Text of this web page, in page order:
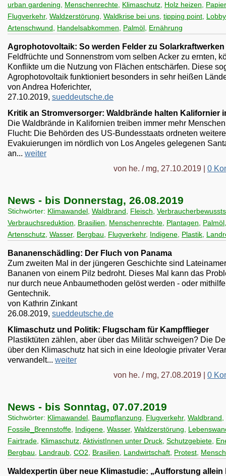
urban gardening
Menschenrechte Klimaschutz Holz heizen
Papier
Flugverkehr, Waldzerstörung Waldkrise bei uns tipping point
Artenschwund
Handelsabkommen Palmöl Ernährung
Agrophotovoltaik: So werden Felder zu Solarkraftwerken
Feldfrüchte und Sonnenstrom vom selben Acker zu ernten,
Konflikte um die Nutzung von Flächen entschärfen. Diese
Agrophotovoltaik funktioniert besonders in sehr heißen
von Andrea Hoferichter,
27.10.2019, sueddeutsche.de
Kritik an Stromversorger: Waldbrände halten Kalifornier
Die Waldbrände in Kalifornien treiben immer mehr
Flucht: Die Behörden des US-Bundesstaats ordneten weitere
Evakuierungen im nördlich von Los Angeles gelegenen
an... weiter
von he. / mg, 27.10.2019 | 0
News - bis Donnerstag, 26.08.2019
Stichwörter: Klimawandel Waldbrand Fleisch
Verbrauchsreduktion
Brasilien Menschenrechte Plantagen Palmöl
Artenschutz Wasser, Bergbau Flugverkehr, Indigene Plastik
Bananenschädling: Der Fluch von Panama
Zum zweiten Mal in der jüngeren Geschichte sind
Bananen von einem Pilz bedroht. Dieses Mal kann das
nur durch neue Anbaumethoden gelöst werden - oder
Gentechnik.
von Kathrin Zinkant
26.08.2019, sueddeutsche.de
Klimaschutz und Politik: Flugscham für Kampfflieger
Plastiktüten zählen, aber über das Militär schweigen? Die
über den Klimaschutz hat sich in eine Ideologie privater
verwandelt... weiter
von he. / mg, 27.08.2019 | 0
News - bis Sonntag, 07.07.2019
Stichwörter: Klimawandel Baumpflanzung Flugverkehr, Waldbrand
Fossile_Brennstoffe
Indigene Wasser, Waldzerstörung
Fairtrade
Klimaschutz AktivistInnen unter Druck Schutzgebiete
Bergbau
Landraub CO2 Brasilien Landwirtschaft Protest
Waldexpertin über neue Klimastudie: „Aufforstung